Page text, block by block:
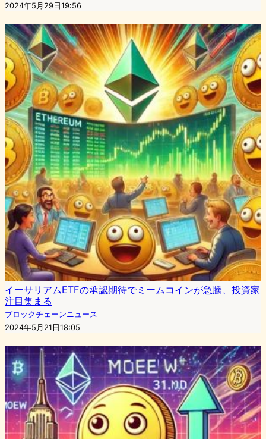
2024年5月29日19:56
イーサリアムETFの承認期待でミームコインが急騰、投資家
注目集まる
ブロックチェーンニュース
2024年5月21日18:05